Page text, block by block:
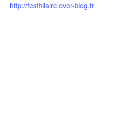
http://festhilaire.over-blog.fr